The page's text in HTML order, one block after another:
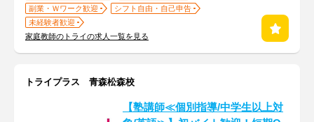
副業・Ｗワーク歓迎
シフト自由・自己申告
未経験者歓迎
家庭教師のトライの求人一覧を見る
トライプラス 青森松森校
【塾講師≪個別指導/中学生以上対